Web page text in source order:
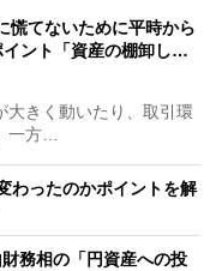
慌てないために平時から
ント「資産の棚卸し…
きく動いたり、取引環
一方…
わったのかポイントを解
務相の「円資産への投